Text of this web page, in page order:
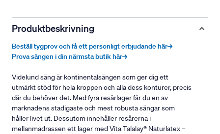
Produktbeskrivning
Beställ tygprov och få ett personligt erbjudande här→
Prova sängen i din närmsta butik här→
Videlund säng är kontinentalsängen som ger dig ett
utmärkt stöd för hela kroppen och alla dess konturer, precis
där du behöver det. Med fyra resårlager får du en av
marknadens stadigaste och mest robusta sängar som
håller livet ut. Dessutom innehåller resårerna i
mellanmadrassen ett lager med Vita Talalay® Naturlatex –